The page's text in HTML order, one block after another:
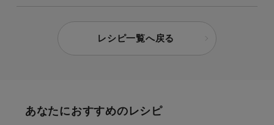
レシピ一覧へ戻る
あなたにおすすめのレシピ